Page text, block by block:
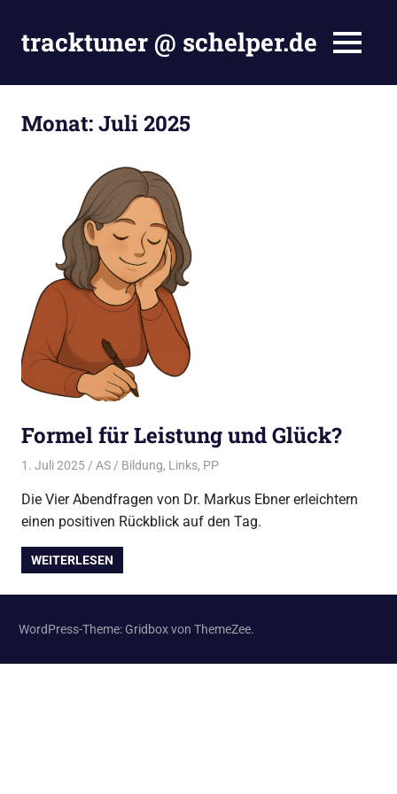
Inhalt
springen
tracktuner @ schelper.de
my
MENÜ
Monat:Juli 2025
Formel für Leistung und Glück?
1. Juli 2025 AS Bildung, Links, PP
Die Vier Abendfragen von Dr. Markus Ebner erleichtern
einen positiven Rückblick auf den Tag.
WEITERLESEN
WordPress-Theme: Gridbox von ThemeZee.